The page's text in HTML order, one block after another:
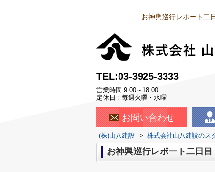
お神輿巡行レポート二
TEL:03-3925-3333
営業時間:9:00～18:00
定休日：毎週火曜・水曜
お問い合わせ
(株)山八建設 > 株式会社山八建設のス
お神輿巡行レポート二日目